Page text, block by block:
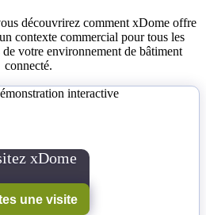
découvrirez comment xDome offre
contexte commercial pour tous les
votre environnement de bâtiment
connecté.
xDome
une visite